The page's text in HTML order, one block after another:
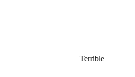
Terrible